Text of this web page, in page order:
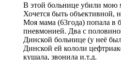
В этой больнице убили мою
Хочется быть объективной,
Моя мама (63года) попала в
пневмонией. Два с
Динской больнице (у неё
Динской ей кололи
кушала, звонила и.т.д.